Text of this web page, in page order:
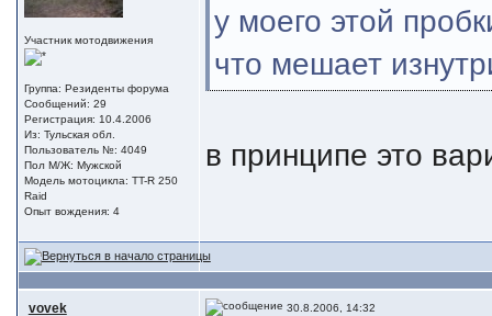
Участник мотодвижения
Группа: Резиденты форума
Сообщений: 29
Регистрация: 10.4.2006
Из: Тульская обл.
Пользователь №: 4049
Пол М/Ж: Мужской
Модель мотоцикла: TT-R 250
Raid
Опыт вождения: 4
у моего этой
что мешает
в принципе это
vovek 30.8.2006, 14:32